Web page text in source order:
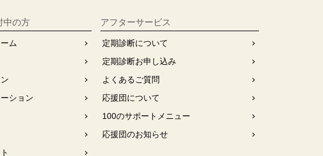
中の⽅
ム
ション
アフターサービス
定期診断について
定期診断お申し込み
よくあるご質問
応援団について
100のサポートメニュー
応援団のお知らせ